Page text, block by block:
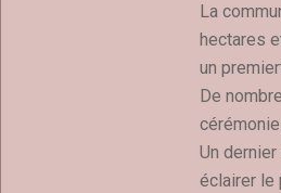
La
hectares
un
De
Un
éclairer le